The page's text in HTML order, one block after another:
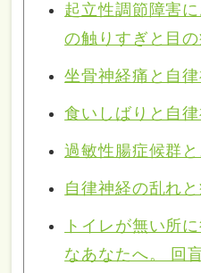
起立性調節障害
の触りすぎと目
坐骨神経痛と自
食いしばりと自
過敏性腸症候群
自律神経の乱れ
トイレが無い所
なあなたへ。 回